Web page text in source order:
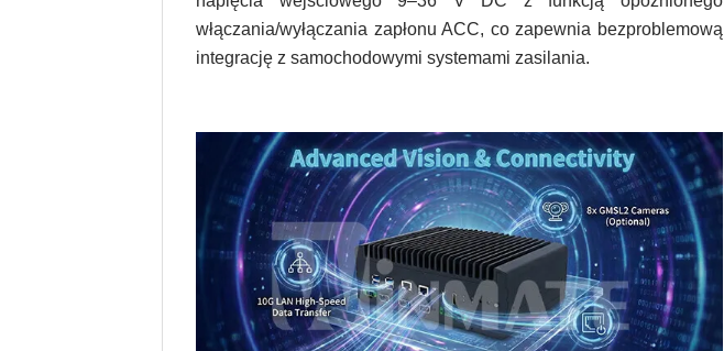
włączania/wyłączania zapłonu ACC, co zapewnia bezproblemową
integrację z samochodowymi systemami zasilania.